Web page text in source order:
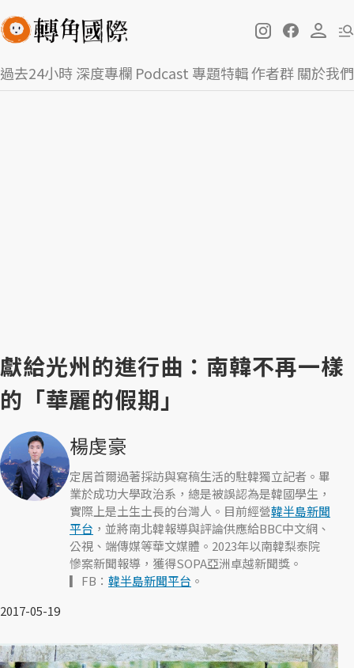
過去24小時深度專欄 Podcast 專題特輯作者群關於我們
獻給光州的進行曲：南韓不再一樣
的「華麗的假期」
楊虔豪
定居首爾過著採訪與寫稿生活的駐韓獨立記者。畢
業於成功大學政治系，總是被誤認為是韓國學生，
實際上是土生土長的台灣人。目前經營韓半島新聞
平台 ，並將南北韓報導與評論供應給BBC中文網、
公視、端傳媒等華文媒體。2023年以南韓梨泰院
慘案新聞報導，獲得SOPA亞洲卓越新聞獎。
▎FB： 韓半島新聞平台 。
2017-05-19